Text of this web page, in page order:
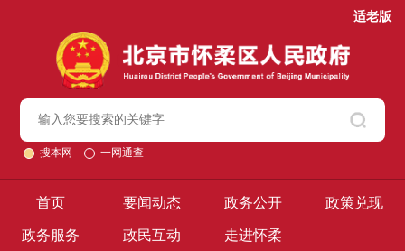
适老版
搜本网 一网通查
首页 要闻动态 政务公开 政策兑现
政务服务 政民互动 走进怀柔